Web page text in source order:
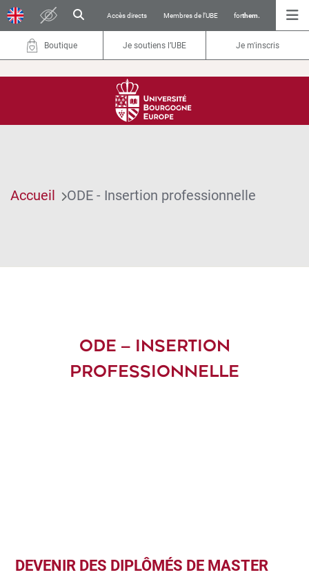
Accès directs Membres de l’UBE forthem.
Boutique Je soutiens l’UBE Je m'inscris
Accueil ODE - Insertion professionnelle
ODE – INSERTION
PROFESSIONNELLE
DEVENIR DES DIPLÔMÉS DE MASTER